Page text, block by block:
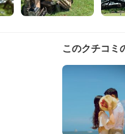
このクチコミ